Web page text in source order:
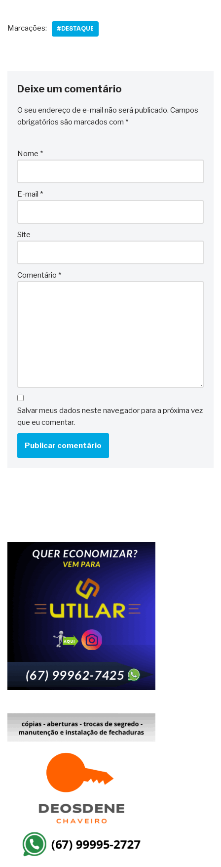
Marcações: #DESTAQUE
Deixe um comentário
O seu endereço de e-mail não será publicado. Campos
obrigatórios são marcados com *
Nome *
E-mail *
Site
Comentário *
Salvar meus dados neste navegador para a próxima vez
que eu comentar.